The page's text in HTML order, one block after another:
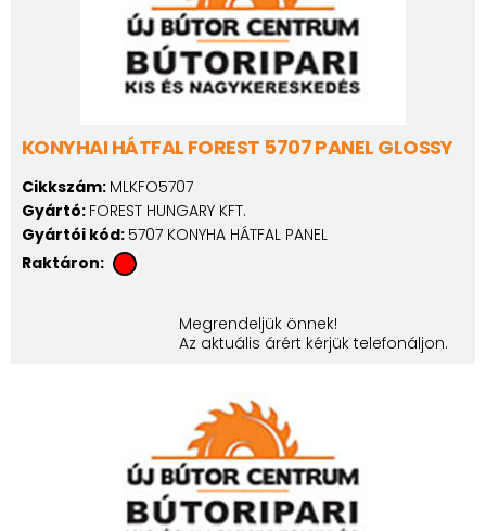
KONYHAI HÁTFAL FOREST 5707 PANEL GLOSSY
Cikkszám: MLKFO5707
Gyártó: FOREST HUNGARY KFT.
Gyártói kód: 5707 KONYHA HÁTFAL PANEL
Raktáron:
Megrendeljük önnek!
Az aktuális árért kérjük telefonáljon.